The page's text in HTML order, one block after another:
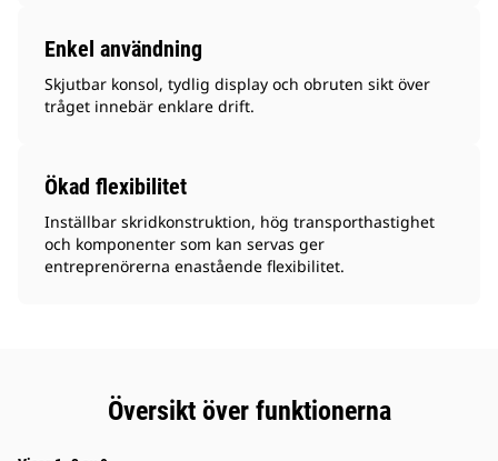
Enkel användning
Skjutbar konsol, tydlig display och obruten sikt över
tråget innebär enklare drift.
Ökad flexibilitet
Inställbar skridkonstruktion, hög transporthastighet
och komponenter som kan servas ger
entreprenörerna enastående flexibilitet.
Översikt över funktionerna